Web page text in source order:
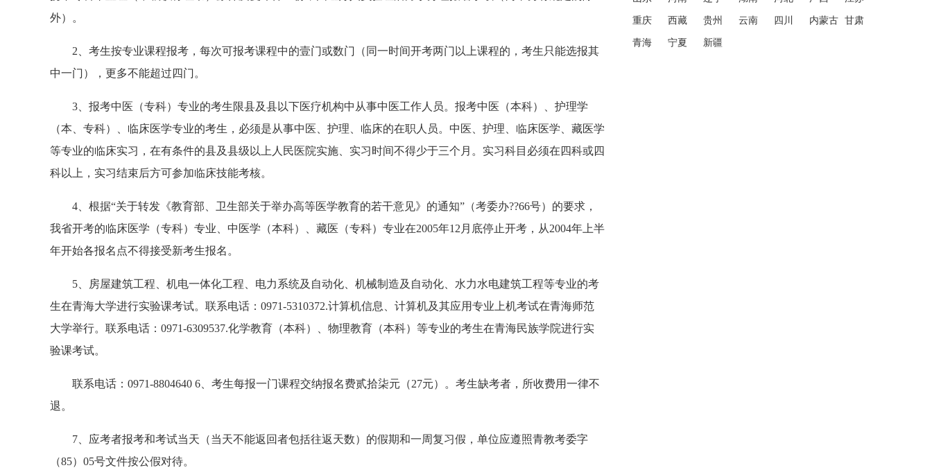
外）。
2、考生按专业课程报考，每次可报考课程中的壹门或数门（同一时间开考两门以上课程的，考生只能选报其
中一门），更多不能超过四门。
3、报考中医（专科）专业的考生限县及县以下医疗机构中从事中医工作人员。报考中医（本科）、护理学
（本、专科）、临床医学专业的考生，必须是从事中医、护理、临床的在职人员。中医、护理、临床医学、藏医学
等专业的临床实习，在有条件的县及县级以上人民医院实施、实习时间不得少于三个月。实习科目必须在四科或四
科以上，实习结束后方可参加临床技能考核。
4、根据“关于转发《教育部、卫生部关于举办高等医学教育的若干意见》的通知”（考委办??66号）的要求，
我省开考的临床医学（专科）专业、中医学（本科）、藏医（专科）专业在2005年12月底停止开考，从2004年上半
年开始各报名点不得接受新考生报名。
5、房屋建筑工程、机电一体化工程、电力系统及自动化、机械制造及自动化、水力水电建筑工程等专业的考
生在青海大学进行实验课考试。联系电话：0971-5310372.计算机信息、计算机及其应用专业上机考试在青海师范
大学举行。联系电话：0971-6309537.化学教育（本科）、物理教育（本科）等专业的考生在青海民族学院进行实
验课考试。
联系电话：0971-8804640 6、考生每报一门课程交纳报名费贰拾柒元（27元）。考生缺考者，所收费用一律不
退。
7、应考者报考和考试当天（当天不能返回者包括往返天数）的假期和一周复习假，单位应遵照青教考委字
（85）05号文件按公假对待。
重庆 西藏 贵州 云南 四川 内蒙古 甘肃
青海 宁夏 新疆